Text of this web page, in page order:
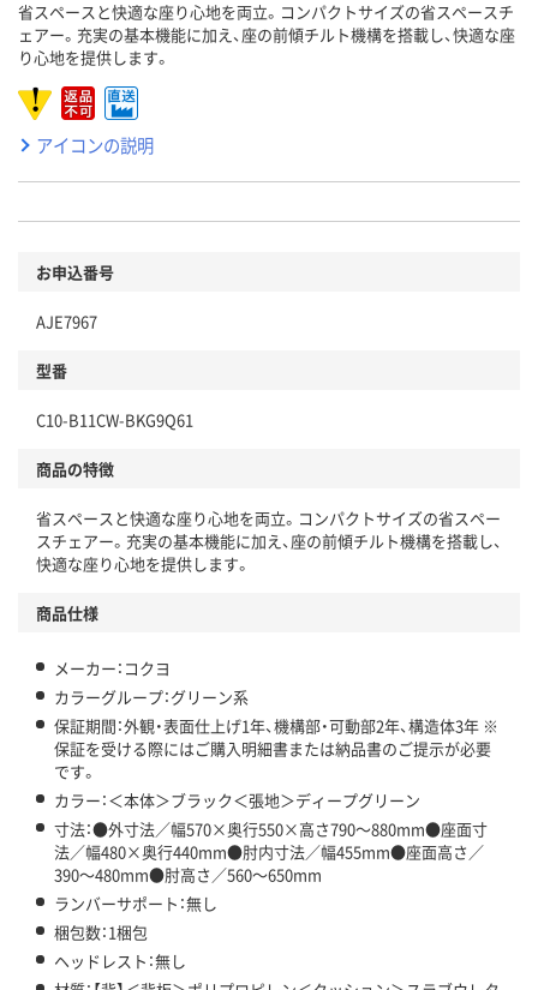
省スペースと快適な座り心地を両立。コンパクトサイズの省スペースチ
ェアー。充実の基本機能に加え、座の前傾チルト機構を搭載し、快適な座
り心地を提供します。
アイコンの説明
お申込番号
AJE7967
型番
C10-B11CW-BKG9Q61
商品の特徴
省スペースと快適な座り心地を両立。コンパクトサイズの省スペー
スチェアー。充実の基本機能に加え、座の前傾チルト機構を搭載し、
快適な座り心地を提供します。
商品仕様
メーカー：コクヨ
カラーグループ：グリーン系
保証期間：外観・表面仕上げ1年、機構部・可動部2年、構造体3年 ※
保証を受ける際にはご購入明細書または納品書のご提示が必要
です。
カラー：＜本体＞ブラック＜張地＞ディープグリーン
寸法：●外寸法／幅570×奥行550×高さ790～880mm●座面寸
法／幅480×奥行440mm●肘内寸法／幅455mm●座面高さ／
390～480mm●肘高さ／560～650mm
ランバーサポート：無し
梱包数：1梱包
ヘッドレスト：無し